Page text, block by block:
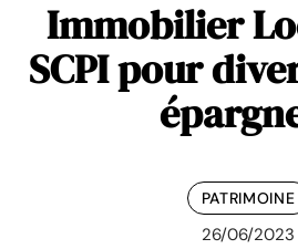
Immobilier
SCPI pour
PATRIMOINE
26/06/2023